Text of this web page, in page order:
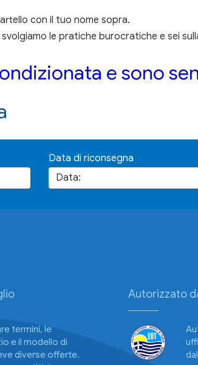
con il tuo nome sopra.
le pratiche burocratiche e sei
e sono
Data di riconsegna
termini, le
e il modello di
diverse offerte.
Autorizzato